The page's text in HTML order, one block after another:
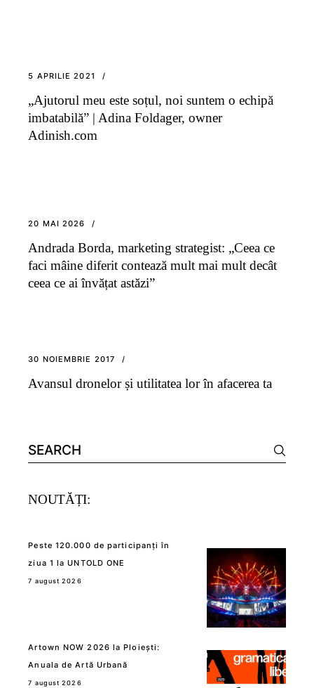
5 APRILIE 2021
„Ajutorul meu este soțul, noi suntem o echipă
imbatabilă” | Adina Foldager, owner
Adinish.com
20 MAI 2026
Andrada Borda, marketing strategist: „Ceea ce
faci mâine diferit contează mult mai mult decât
ceea ce ai învățat astăzi”
30 NOIEMBRIE 2017
Avansul dronelor și utilitatea lor în afacerea ta
Search
for:
NOUTĂȚI:
Peste 120.000 de participanți în
ziua 1 la UNTOLD ONE
7 august 2026
Artown NOW 2026 la Ploiești:
Anuala de Artă Urbană
7 august 2026